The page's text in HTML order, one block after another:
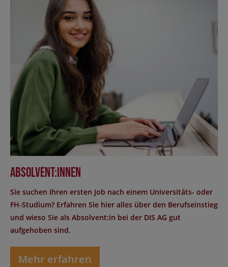
Absolvent:innen
Sie suchen Ihren ersten Job nach einem Universitäts- oder
FH-Studium? Erfahren Sie hier alles über den Berufseinstieg
und wieso Sie als Absolvent:in bei der DIS AG gut
aufgehoben sind.
Mehr erfahren